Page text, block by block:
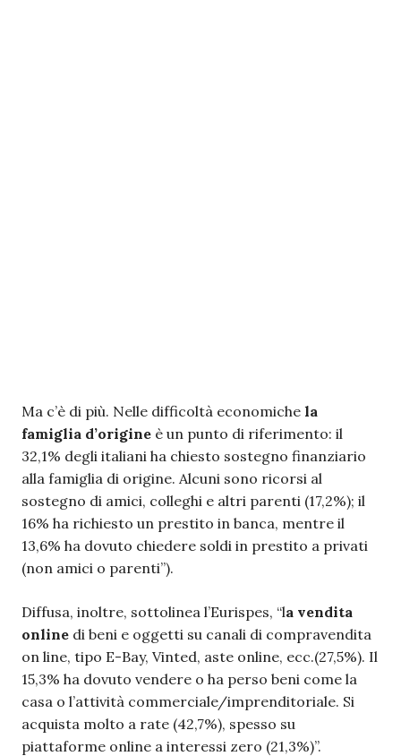
Ma c’è di più. Nelle difficoltà economiche la
famiglia d’origine è un punto di riferimento: il
32,1% degli italiani ha chiesto sostegno finanziario
alla famiglia di origine. Alcuni sono ricorsi al
sostegno di amici, colleghi e altri parenti (17,2%); il
16% ha richiesto un prestito in banca, mentre il
13,6% ha dovuto chiedere soldi in prestito a privati
(non amici o parenti”).
Diffusa, inoltre, sottolinea l’Eurispes, “la vendita
online di beni e oggetti su canali di compravendita
on line, tipo E-Bay, Vinted, aste online, ecc.(27,5%). Il
15,3% ha dovuto vendere o ha perso beni come la
casa o l’attività commerciale/imprenditoriale. Si
acquista molto a rate (42,7%), spesso su
piattaforme online a interessi zero (21,3%)”.